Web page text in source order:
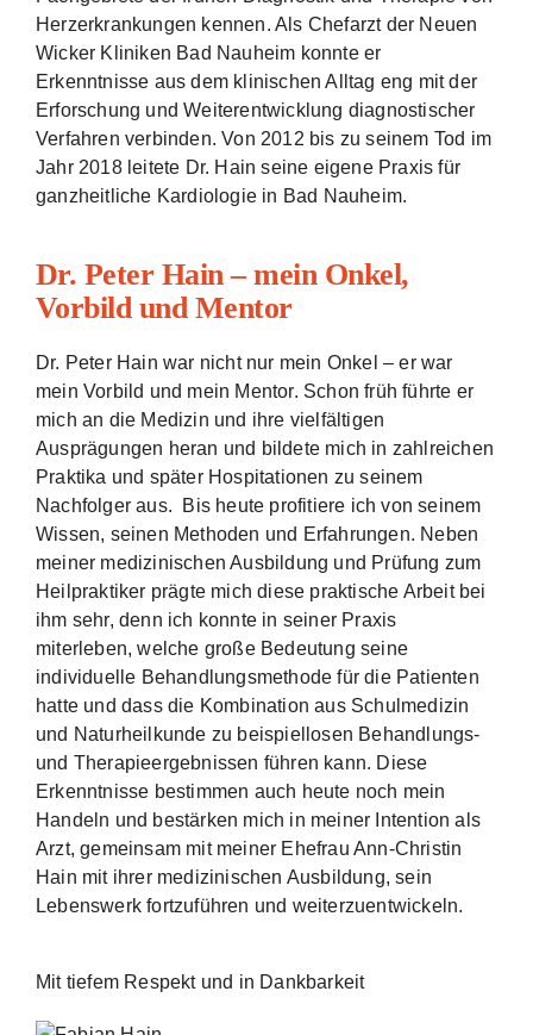
Herzerkrankungen kennen. Als Chefarzt der Neuen
Wicker Kliniken Bad Nauheim konnte er
Erkenntnisse aus dem klinischen Alltag eng mit der
Erforschung und Weiterentwicklung diagnostischer
Verfahren verbinden. Von 2012 bis zu seinem Tod im
Jahr 2018 leitete Dr. Hain seine eigene Praxis für
ganzheitliche Kardiologie in Bad Nauheim.
Dr. Peter Hain – mein Onkel,
Vorbild und Mentor
Dr. Peter Hain war nicht nur mein Onkel – er war
mein Vorbild und mein Mentor. Schon früh führte er
mich an die Medizin und ihre vielfältigen
Ausprägungen heran und bildete mich in zahlreichen
Praktika und später Hospitationen zu seinem
Nachfolger aus. Bis heute profitiere ich von seinem
Wissen, seinen Methoden und Erfahrungen. Neben
meiner medizinischen Ausbildung und Prüfung zum
Heilpraktiker prägte mich diese praktische Arbeit bei
ihm sehr, denn ich konnte in seiner Praxis
miterleben, welche große Bedeutung seine
individuelle Behandlungsmethode für die Patienten
hatte und dass die Kombination aus Schulmedizin
und Naturheilkunde zu beispiellosen Behandlungs-
und Therapieergebnissen führen kann. Diese
Erkenntnisse bestimmen auch heute noch mein
Handeln und bestärken mich in meiner Intention als
Arzt, gemeinsam mit meiner Ehefrau Ann-Christin
Hain mit ihrer medizinischen Ausbildung, sein
Lebenswerk fortzuführen und weiterzuentwickeln.
Mit tiefem Respekt und in Dankbarkeit